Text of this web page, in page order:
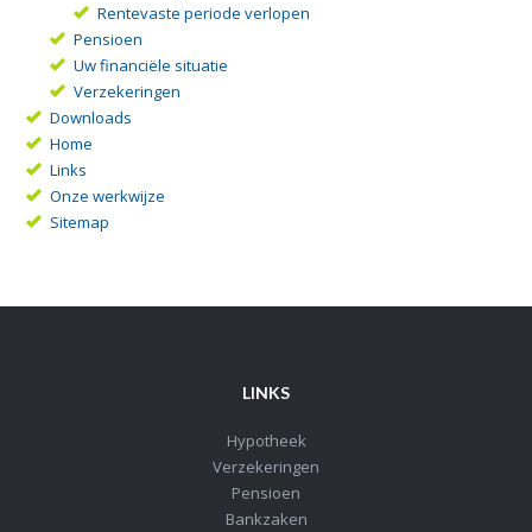
Rentevaste periode verlopen
Pensioen
Uw financiële situatie
Verzekeringen
Downloads
Home
Links
Onze werkwijze
Sitemap
LINKS
Hypotheek
Verzekeringen
Pensioen
Bankzaken